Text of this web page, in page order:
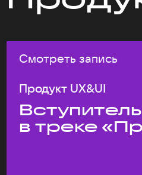
Смотреть запись
Продукт UX&UI
в треке